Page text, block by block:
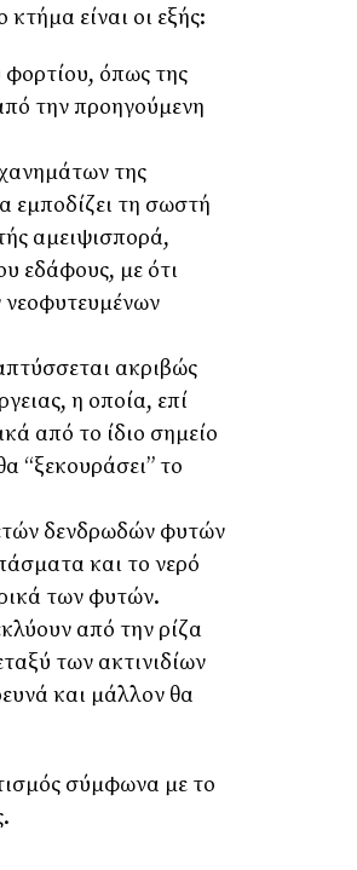
είναι οι εξής:
όπως της
την προηγούμενη
της
εμποδίζει τη σωστή
αμειψισπορά,
εδάφους, με ότι
νεοφυτευμένων
ακριβώς
η οποία, επί
από το ίδιο σημείο
“ξεκουράσει” το
δενδρωδών φυτών
και το νερό
των φυτών.
από την ρίζα
των ακτινιδίων
και μάλλον θα
σύμφωνα με το